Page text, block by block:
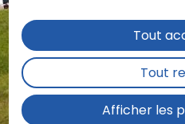
Afficher les
Tout
Tout